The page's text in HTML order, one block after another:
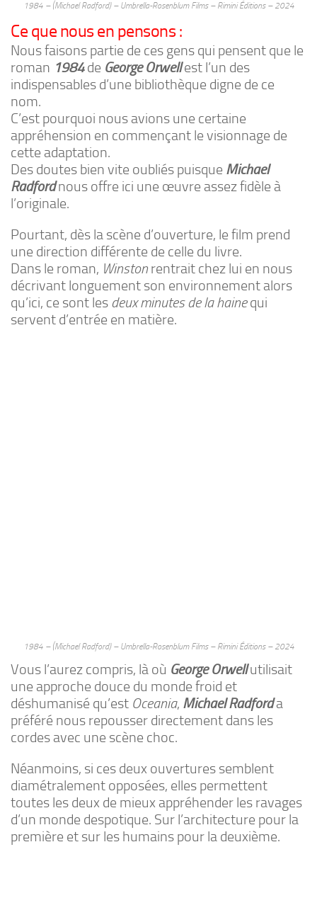
1984 – (Michael Radford) – Umbrella-Rosenblum Films – Rimini Éditions – 2024
Ce que nous en pensons :
Nous faisons partie de ces gens qui pensent que le
roman 1984de George Orwellest l’un des
indispensables d’une bibliothèque digne de ce
nom.
C’est pourquoi nous avions une certaine
appréhension en commençant le visionnage de
cette adaptation.
Des doutes bien vite oubliés puisque Michael
Radfordnous offre ici une œuvre assez fidèle à
l’originale.
Pourtant, dès la scène d’ouverture, le film prend
une direction différente de celle du livre.
Dans le roman, Winston rentrait chez lui en nous
décrivant longuement son environnement alors
qu’ici, ce sont les deux minutes de la hainequi
servent d’entrée en matière.
1984 – (Michael Radford) – Umbrella-Rosenblum Films – Rimini Éditions – 2024
Vous l’aurez compris, là où George Orwellutilisait
une approche douce du monde froid et
déshumanisé qu’est Oceania, Michael Radforda
préféré nous repousser directement dans les
cordes avec une scène choc.
Néanmoins, si ces deux ouvertures semblent
diamétralement opposées, elles permettent
toutes les deux de mieux appréhender les ravages
d’un monde despotique. Sur l’architecture pour la
première et sur les humains pour la deuxième.